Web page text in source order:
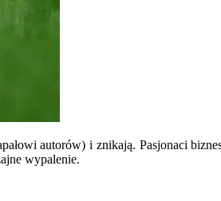
autorów) i znikają. Pasjonaci
wypalenie.